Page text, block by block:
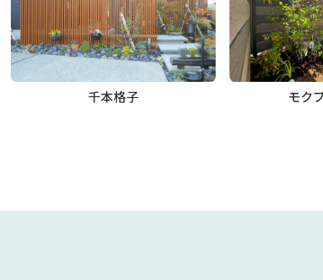
千本格子 モク